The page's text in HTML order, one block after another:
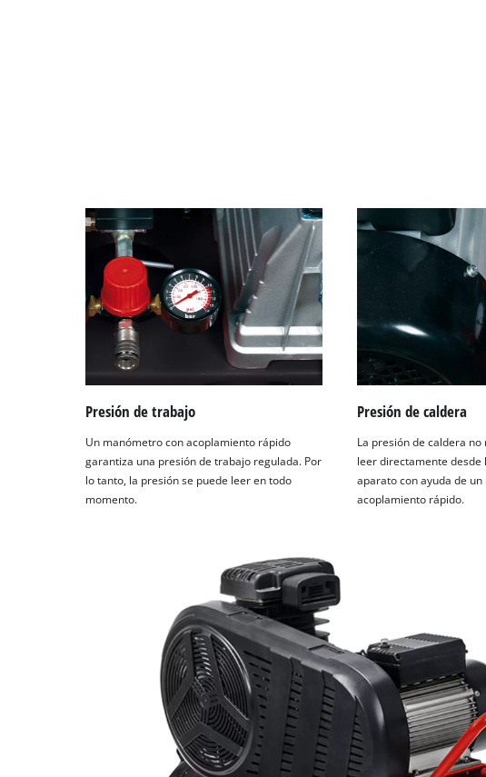
Presión de trabajo
Un manómetro con acoplamiento rápido
garantiza una presión de trabajo regulada. Por
lo tanto, la presión se puede leer en todo
momento.
Presión de caldera
La presión de caldera no
leer directamente desde
aparato con ayuda de
acoplamiento rápido.